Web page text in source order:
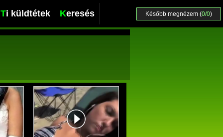
Később megnézem (0/0)
Ti küldtétek Keresés